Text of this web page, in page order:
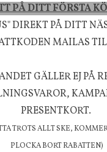
Nicolas Vahé
Stengods
PÅ DITT FÖRSTA
DIREKT PÅ DITT
MAILAS
GÄLLER EJ PÅ
PRESENTKORT.
TROTS ALLT SKE,
PLOCKA BORT RABATTEN)